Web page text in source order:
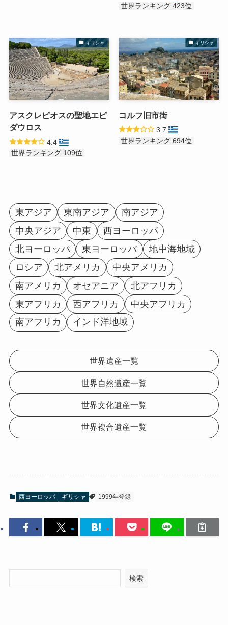
世界ランキング 423位
ギリシャ
アスクレピオスの聖地エピ
ダウロス
4.4
世界ランキング 109位
ギリシャ
コルフ旧市街
3.7
世界ランキング 694位
東アジア 東南アジア
南アジア
中央アジア
中東
西ヨーロッパ
北ヨーロッパ
東ヨーロッパ
地中海地域
ロシア
北アメリカ
中央アメリカ
南アメリカ
オセアニア
北アフリカ
東アフリカ
西アフリカ
中央アフリカ
南アフリカ
インド洋地域
世界遺産一覧
世界自然遺産一覧
世界文化遺産一覧
世界複合遺産一覧
西ヨーロッパ ギリシャ 1999年登録
検索